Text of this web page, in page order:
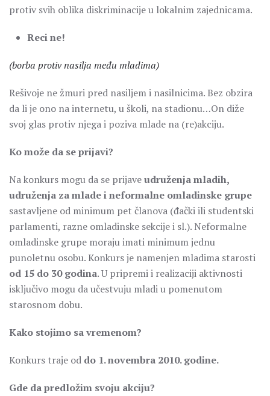
protiv svih oblika diskriminacije u lokalnim zajednicama.
Reci ne!
(borba protiv nasilja među mladima)
Rešivoje ne žmuri pred nasiljem i nasilnicima. Bez obzira
da li je ono na internetu, u školi, na stadionu…On diže
svoj glas protiv njega i poziva mlade na (re)akciju.
Ko može da se prijavi?
Na konkurs mogu da se prijaveudruženja mladih,
udruženja za mlade i neformalne omladinske grupe
sastavljene od minimum pet članova (đački ili studentski
parlamenti, razne omladinske sekcije i sl.). Neformalne
omladinske grupe moraju imati minimum jednu
punoletnu osobu. Konkurs je namenjen mladima starosti
od 15 do 30 godina. U pripremi i realizaciji aktivnosti
isključivo mogu da učestvuju mladi u pomenutom
starosnom dobu.
Kako stojimo sa vremenom?
Konkurs traje od do 1. novembra 2010. godine.
Gde da predložim svoju akciju?